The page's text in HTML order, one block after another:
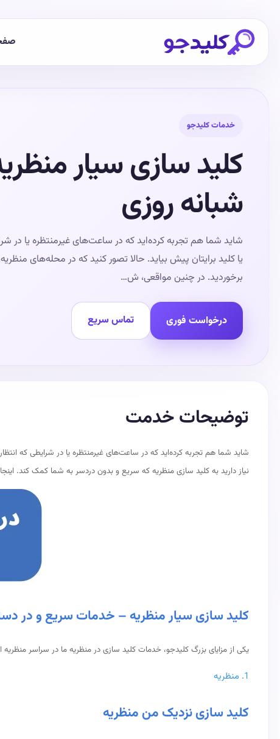
خدمات کلیدجو
کلید سازی سیار
شبانه روزی
شاید شما هم تجربه کرده‌اید که در ساعت‌های غیرمنتظره یا در
یا کلید برایتان پیش بیاید. حالا تصور کنید که در محله‌های
برخوردید. در چنین مواقعی، ش…
درخواست فوری تماس سریع
توضیحات خدمت
شاید شما هم تجربه کرده‌اید که در ساعت‌های غیرمنتظره یا در شرایطی که
نیاز دارید به کلید سازی منظریه که سریع و بدون دردسر به شما کمک کند.
کلید سازی سیار منظریه – خدمات سریع و در
یکی از مزایای بزرگ کلیدجو، خدمات کلید سازی در منظریه ما در سراسر
1. منظریه
کلید سازی نزدیک من منظریه